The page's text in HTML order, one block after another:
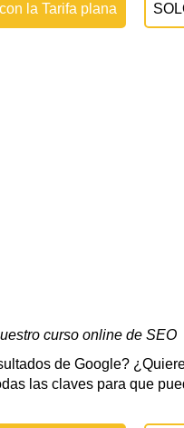
la Tarifa plana
curso online de SEO
de Google?
las claves para que